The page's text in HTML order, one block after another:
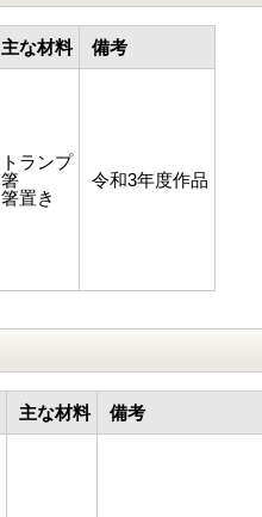
主な材料 備考
トランプ
箸
箸置き
令和3年度作品
主な材料 備考